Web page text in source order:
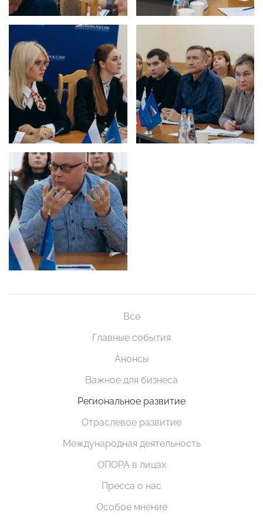
Все
Главные события
Анонсы
Важное для бизнеса
Региональное развитие
Отраслевое развитие
Международная деятельность
ОПОРА в лицах
Пресса о нас
Особое мнение